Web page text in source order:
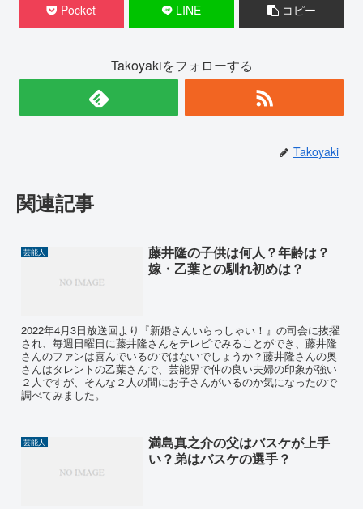
Pocket LINE コピー
Takoyakiをフォローする
Takoyaki
関連記事
芸能人
藤井隆の子供は何人？年齢は？
嫁・乙葉との馴れ初めは？
2022年4月3日放送回より『新婚さんいらっしゃい！』の司会に抜擢
され、毎週日曜日に藤井隆さんをテレビでみることができ、藤井隆
さんのファンは喜んでいるのではないでしょうか？藤井隆さんの奥
さんはタレントの乙葉さんで、芸能界で仲の良い夫婦の印象が強い
２人ですが、そんな２人の間にお子さんがいるのか気になったので
調べてみました。
芸能人
満島真之介の父はバスケが上手
い？弟はバスケの選手？